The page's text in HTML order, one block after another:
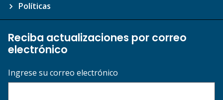
Políticas
Reciba actualizaciones por correo
electrónico
Ingrese su correo electrónico